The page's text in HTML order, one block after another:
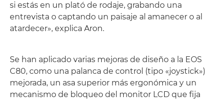
si estás en un plató de rodaje, grabando una
entrevista o captando un paisaje al amanecer o al
atardecer», explica Aron.
Se han aplicado varias mejoras de diseño a la EOS
C80, como una palanca de control (tipo «joystick»)
mejorada, un asa superior más ergonómica y un
mecanismo de bloqueo del monitor LCD que fija